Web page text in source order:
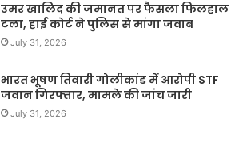
उमर खालिद की जमानत पर फैसला फिलहाल
टला, हाई कोर्ट ने पुलिस से मांगा जवाब
July 31, 2026
भारत भूषण तिवारी गोलीकांड में आरोपी STF
जवान गिरफ्तार, मामले की जांच जारी
July 31, 2026